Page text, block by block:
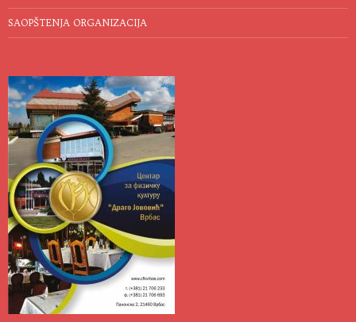
SAOPŠTENJA ORGANIZACIJA